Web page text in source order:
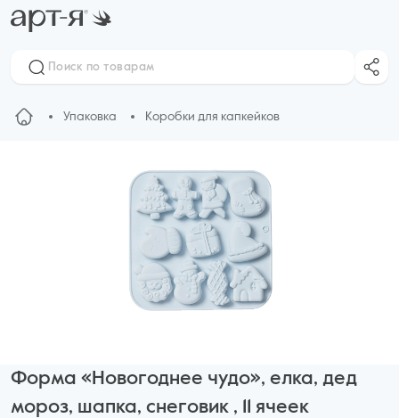
Упаковка Коробки для капкейков
Форма «Новогоднее чудо», елка, дед
мороз, шапка, снеговик , 11 ячеек